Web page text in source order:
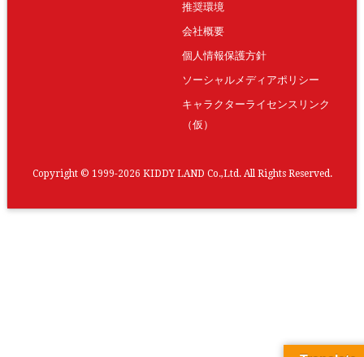
推奨環境
会社概要
個人情報保護方針
ソーシャルメディアポリシー
キャラクターライセンスリンク
（仮）
Copyright © 1999-2026 KIDDY LAND Co.,Ltd. All Rights Reserved.